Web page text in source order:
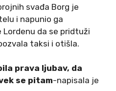
svađa Borg je
i napunio ga
da se pridtuži
taksi i otišla.
prava ljubav, da
se pitam-napisala je